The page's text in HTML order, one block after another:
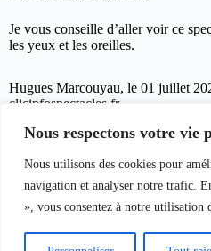
Nous respectons votre vie
Nous utilisons des cookies pour
navigation et analyser notre trafic.
», vous consentez à notre utilisation
Je vous conseille d’aller voir ce
les yeux et les oreilles.
Hugues Marcouyau, le 01 juillet
clicinfospectacles.fr
Equipe du
magazine